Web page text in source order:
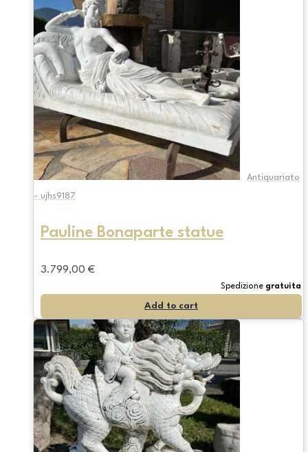
Antiquariato
- ujhs9187
Pauline Bonaparte statue
3.799,00 €
Spedizione gratuita
Add to cart